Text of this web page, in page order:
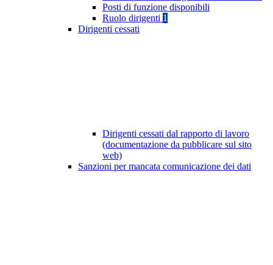
Posti di funzione disponibili
Ruolo dirigenti 1
Dirigenti cessati
Dirigenti cessati dal rapporto di lavoro
(documentazione da pubblicare sul sito
web)
Sanzioni per mancata comunicazione dei dati